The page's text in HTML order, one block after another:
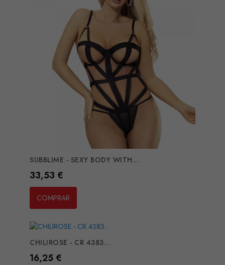
SUBBLIME - SEXY BODY WITH...
Preço
33,53 €
COMPRAR
CHILIROSE - CR 4383...
Preço
16,25 €